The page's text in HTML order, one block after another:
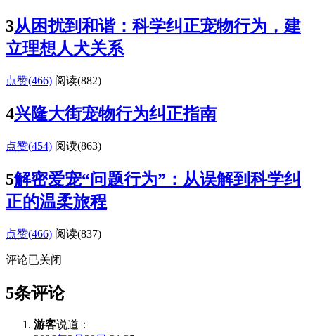
3从困扰到和谐：科学纠正宠物行为，建
立理想人犬关系
点赞(466) 阅读(882)
4兴隆大街宠物行为纠正指南
点赞(454) 阅读(863)
5解密爱宠“问题行为”：从误解到科学纠
正的温柔旅程
点赞(466) 阅读(837)
评论已关闭
5条评论
游客说道：